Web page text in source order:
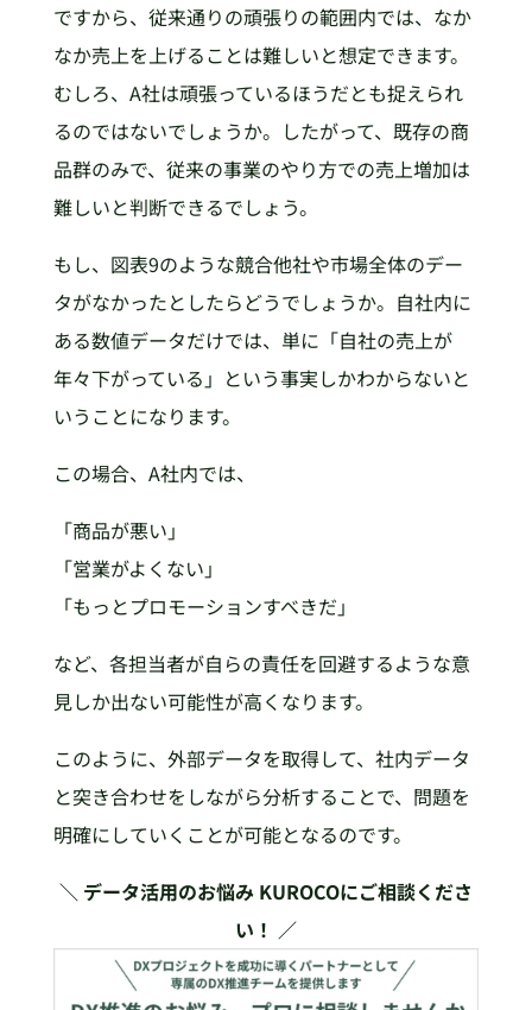
ですから、従来通りの頑張りの範囲内では、なか
なか売上を上げることは難しいと想定できます。
むしろ、A社は頑張っているほうだとも捉えられ
るのではないでしょうか。したがって、既存の商
品群のみで、従来の事業のやり方での売上増加は
難しいと判断できるでしょう。
もし、図表9のような競合他社や市場全体のデー
タがなかったとしたらどうでしょうか。自社内に
ある数値データだけでは、単に「自社の売上が
年々下がっている」という事実しかわからないと
いうことになります。
この場合、A社内では、
「商品が悪い」
「営業がよくない」
「もっとプロモーションすべきだ」
など、各担当者が自らの責任を回避するような意
見しか出ない可能性が高くなります。
このように、外部データを取得して、社内データ
と突き合わせをしながら分析することで、問題を
明確にしていくことが可能となるのです。
＼ データ活用のお悩み KUROCOにご相談くださ
い！ ／